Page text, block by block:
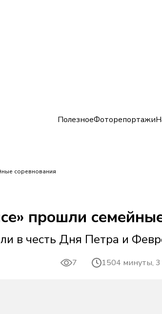
ПолезноеФоторепортажи
соревнования
прошли
в честь Дня Петра и
7 1504 минуты, 3